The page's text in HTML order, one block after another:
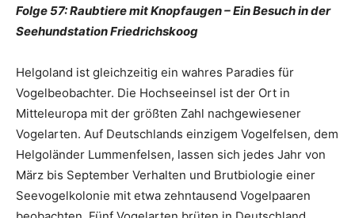
Folge 57: Raubtiere mit Knopfaugen – Ein Besuch in der
Seehundstation Friedrichskoog
Helgoland ist gleichzeitig ein wahres Paradies für
Vogelbeobachter. Die Hochseeinsel ist der Ort in
Mitteleuropa mit der größten Zahl nachgewiesener
Vogelarten. Auf Deutschlands einzigem Vogelfelsen, dem
Helgoländer Lummenfelsen, lassen sich jedes Jahr von
März bis September Verhalten und Brutbiologie einer
Seevogelkolonie mit etwa zehntausend Vogelpaaren